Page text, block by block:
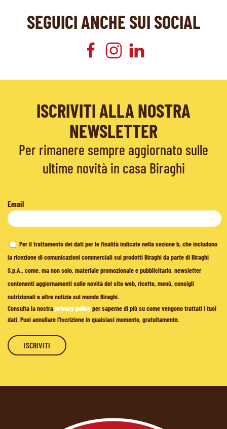
SEGUICI ANCHE SUI SOCIAL
ISCRIVITI ALLA NOSTRA
NEWSLETTER
Per rimanere sempre aggiornato sulle
ultime novità in casa Biraghi
Email
Per il trattamento dei dati per le finalità indicate nella sezione b, che includono
la ricezione di comunicazioni commerciali sui prodotti Biraghi da parte di Biraghi
S.p.A., come, ma non solo, materiale promozionale e pubblicitario, newsletter
contenenti aggiornamenti sulle novità del sito web, ricette, menù, consigli
nutrizionali e altre notizie sul mondo Biraghi.
Consulta la nostraprivacy policyper saperne di più su come vengono trattati i tuoi
dati. Puoi annullare l'iscrizione in qualsiasi momento, gratuitamente.